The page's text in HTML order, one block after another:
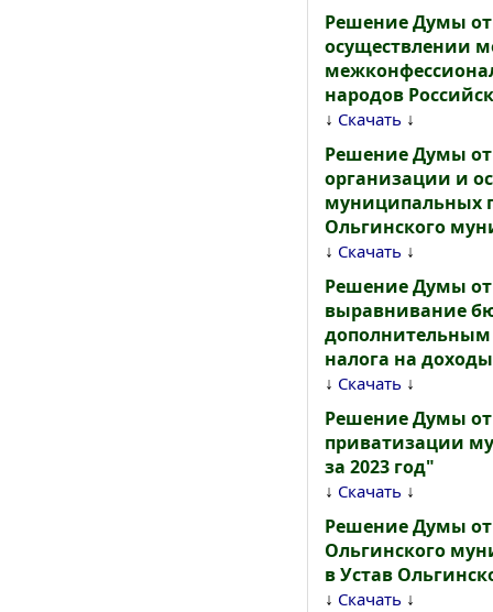
Решение Думы от
осуществлении
народов
↓ Скачать ↓
Решение Думы от
организации и
муниципальных
Ольгинского
↓ Скачать ↓
Решение Думы от
выравнивание
налога на
↓ Скачать ↓
Решение Думы от
приватизации
за 2023 год"
↓ Скачать ↓
Решение Думы
Ольгинского
в Устав
↓ Скачать ↓